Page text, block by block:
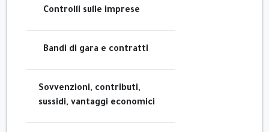
Controlli sulle imprese
Bandi di gara e contratti
Sovvenzioni, contributi,
sussidi, vantaggi economici